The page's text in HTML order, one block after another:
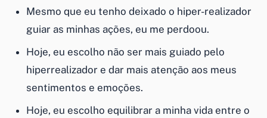
Mesmo que eu tenho deixado o hiper-realizador
guiar as minhas ações, eu me perdoou.
Hoje, eu escolho não ser mais guiado pelo
hiperrealizador e dar mais atenção aos meus
sentimentos e emoções.
Hoje, eu escolho equilibrar a minha vida entre o